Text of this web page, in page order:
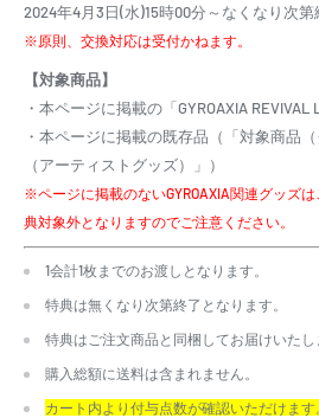
2024年4月3日(水)15時00分～なくなり次第
※原則、交換対応は受付かねます。
【対象商品】
・本ページに掲載の「GYROAXIA REVIVAL
・本ページに掲載の既存品（「対象商品
（アーティストグッズ）」）
※ページに掲載のないGYROAXIA関連グッズ
典対象外となりますのでご注意ください。
1会計1枚までのお渡しとなります。
特典は無くなり次第終了となります。
特典はご注文商品と同梱してお届けいたし
購入総額に送料は含まれません。
カート内より付与点数が確認いただけま